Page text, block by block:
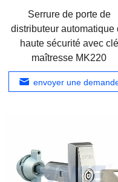
Serrure de porte de
distributeur automatique
haute sécurité avec clé
maîtresse MK220
envoyer une